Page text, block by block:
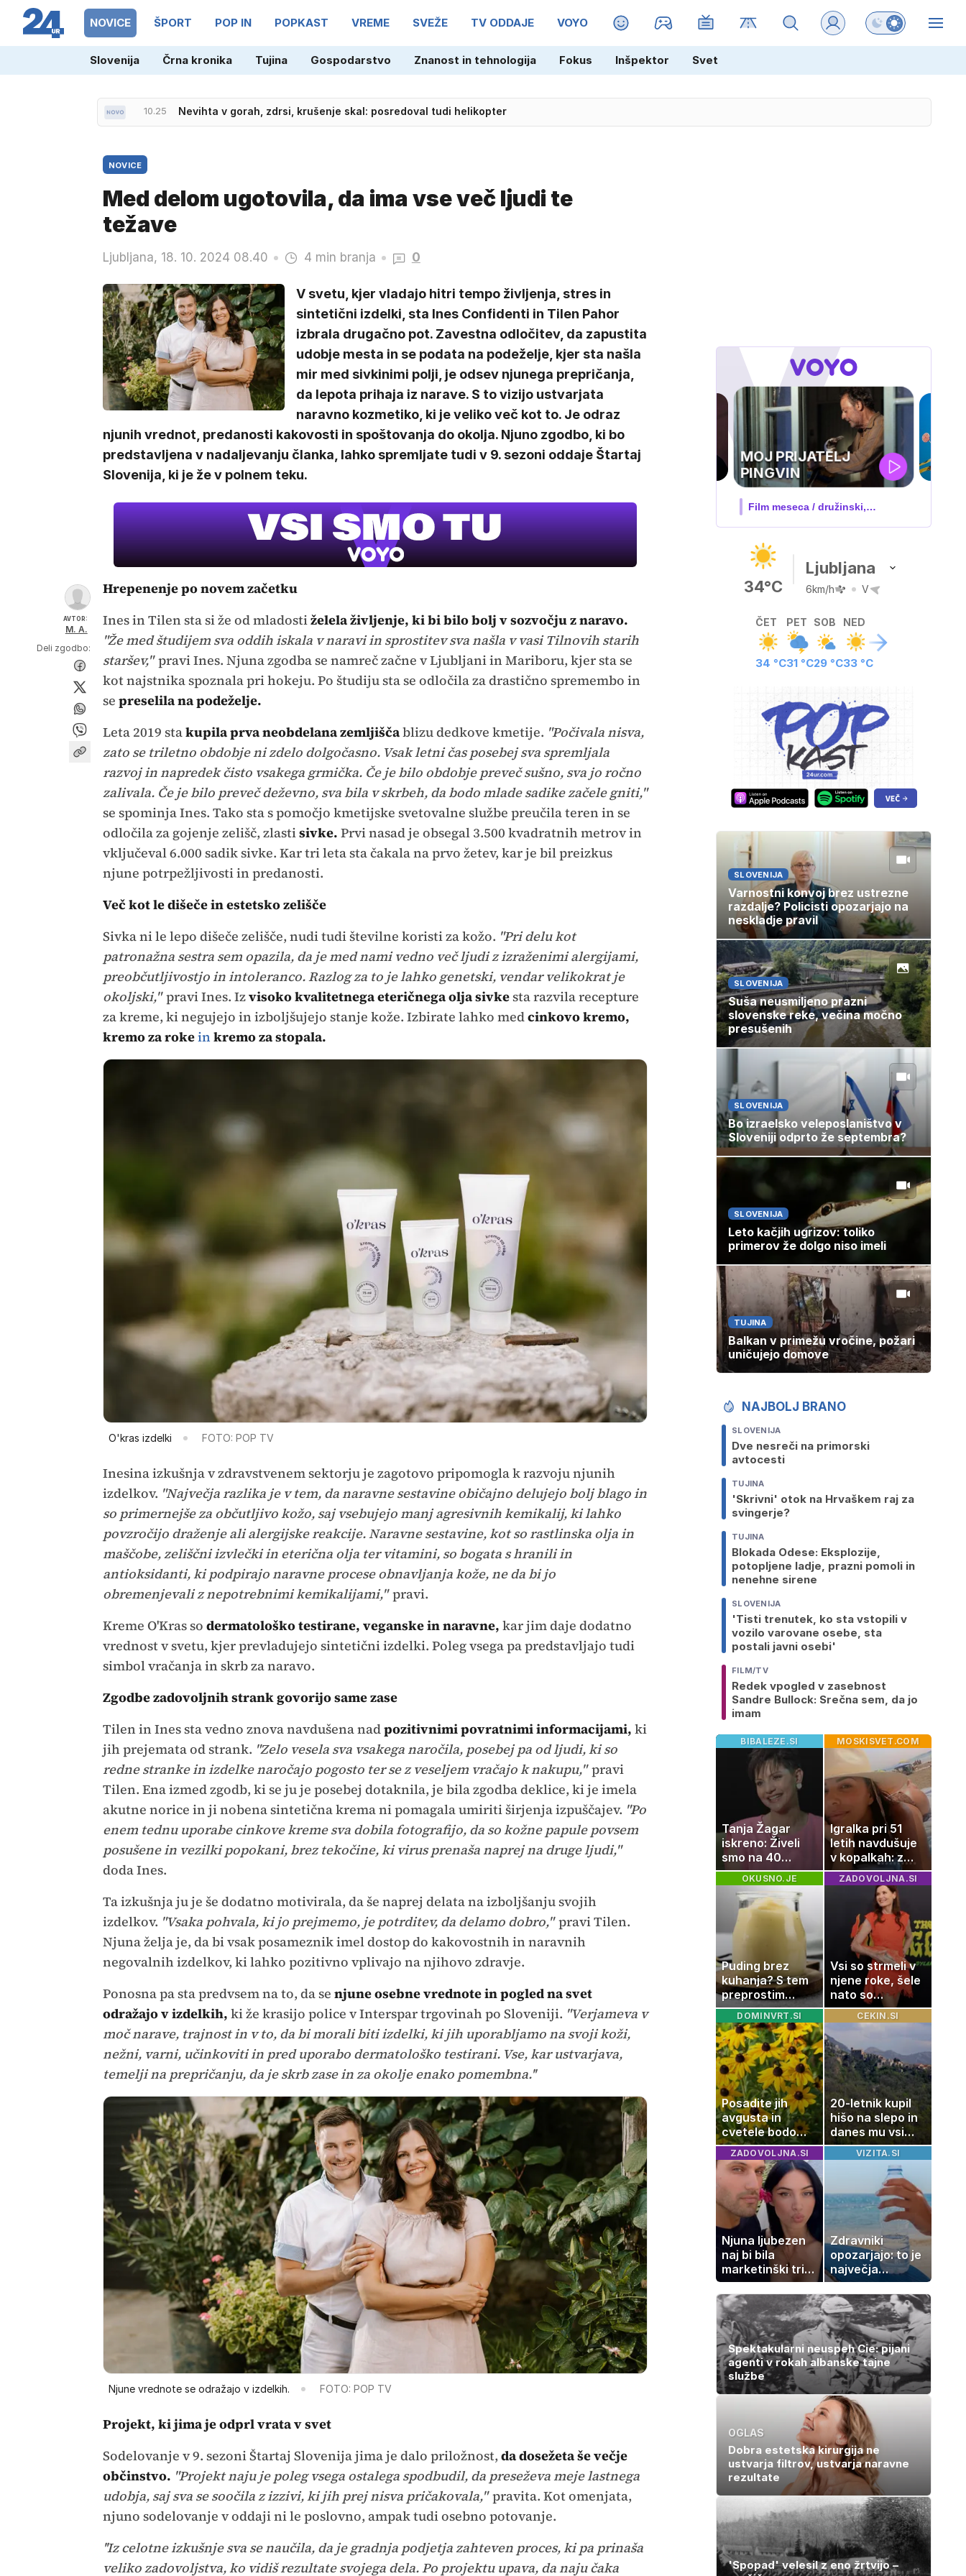
NOVICE ŠPORT POP IN POPKAST VREME SVEŽE TV ODDAJE VOYO MAGAZIN Preklopi barvni
Slovenija Črna kronika Tujina Gospodarstvo Znanost in tehnologija Fokus Inšpektor Svet
10.25 Nevihta v gorah, zdrsi, krušenje skal: posredoval tudi helikopter
NOVICE
Med delom ugotovila, da ima vse več ljudi te
težave
Ljubljana, 18. 10. 2024 08.40 4 min branja 0
V svetu, kjer vladajo hitri tempo življenja, stres in
sintetični izdelki, sta Ines Confidenti in Tilen Pahor
izbrala drugačno pot. Zavestna odločitev, da zapustita
udobje mesta in se podata na podeželje, kjer sta našla
mir med sivkinimi polji, je odsev njunega prepričanja,
da lepota prihaja iz narave. S to vizijo ustvarjata
naravno kozmetiko, ki je veliko več kot to. Je odraz
njunih vrednot, predanosti kakovosti in spoštovanja do okolja. Njuno zgodbo, ki bo
predstavljena v nadaljevanju članka, lahko spremljate tudi v 9. sezoni oddaje Štartaj
Slovenija, ki je že v polnem teku.
AVTOR:
M. A.
Deli zgodbo:
Hrepenenje po novem začetku
Ines in Tilen sta si že od mladostiželela življenje, ki bi bilo bolj v sozvočju z naravo.
"Že med študijem sva oddih iskala v naravi in sprostitev sva našla v vasi Tilnovih starih
staršev,"pravi Ines. Njuna zgodba se namreč začne v Ljubljani in Mariboru, kjer sta se
kot najstnika spoznala pri hokeju. Po študiju sta se odločila za drastično spremembo in
se preselila na podeželje.
Leta 2019 stakupila prva neobdelana zemljiščablizu dedkove kmetije. "Počivala nisva,
zato se triletno obdobje ni zdelo dolgočasno. Vsak letni čas posebej sva spremljala
razvoj in napredek čisto vsakega grmička. Če je bilo obdobje preveč sušno, sva jo ročno
zalivala. Če je bilo preveč deževno, sva bila v skrbeh, da bodo mlade sadike začele gniti,"
se spominja Ines. Tako sta s pomočjo kmetijske svetovalne službe preučila teren in se
odločila za gojenje zelišč, zlastisivke. Prvi nasad je obsegal 3.500 kvadratnih metrov in
vključeval 6.000 sadik sivke. Kar tri leta sta čakala na prvo žetev, kar je bil preizkus
njune potrpežljivosti in predanosti.
Več kot le dišeče in estetsko zelišče
Sivka ni le lepo dišeče zelišče, nudi tudi številne koristi za kožo. "Pri delu kot
patronažna sestra sem opazila, da je med nami vedno več ljudi z izraženimi alergijami,
preobčutljivostjo in intoleranco. Razlog za to je lahko genetski, vendar velikokrat je
okoljski,"pravi Ines. Izvisoko kvalitetnega eteričnega olja sivkesta razvila recepture
za kreme, ki negujejo in izboljšujejo stanje kože. Izbirate lahko medcinkovo kremo,
kremo za rokeinkremo za stopala.
O'kras izdelki FOTO: POP TV
Inesina izkušnja v zdravstvenem sektorju je zagotovo pripomogla k razvoju njunih
izdelkov. "Največja razlika je v tem, da naravne sestavine običajno delujejo bolj blago in
so primernejše za občutljivo kožo, saj vsebujejo manj agresivnih kemikalij, ki lahko
povzročijo draženje ali alergijske reakcije. Naravne sestavine, kot so rastlinska olja in
maščobe, zeliščni izvlečki in eterična olja ter vitamini, so bogata s hranili in
antioksidanti, ki podpirajo naravne procese obnavljanja kože, ne da bi jo
obremenjevali z nepotrebnimi kemikalijami,"pravi.
Kreme O'Kras so dermatološko testirane, veganske in naravne, kar jim daje dodatno
vrednost v svetu, kjer prevladujejo sintetični izdelki. Poleg vsega pa predstavljajo tudi
simbol vračanja in skrb za naravo.
Zgodbe zadovoljnih strank govorijo same zase
Tilen in Ines sta vedno znova navdušena nadpozitivnimi povratnimi informacijami, ki
jih prejemata od strank. "Zelo vesela sva vsakega naročila, posebej pa od ljudi, ki so
redne stranke in izdelke naročajo pogosto ter se z veseljem vračajo k nakupu,"pravi
Tilen. Ena izmed zgodb, ki se ju je posebej dotaknila, je bila zgodba deklice, ki je imela
akutne norice in ji nobena sintetična krema ni pomagala umiriti širjenja izpuščajev. "Po
enem tednu uporabe cinkove kreme sva dobila fotografijo, da so kožne papule povsem
posušene in vezilki popokani, brez tekočine, ki virus prenaša naprej na druge ljudi,"
doda Ines.
Ta izkušnja ju je še dodatno motivirala, da še naprej delata na izboljšanju svojih
izdelkov. "Vsaka pohvala, ki jo prejmemo, je potrditev, da delamo dobro,"pravi Tilen.
Njuna želja je, da bi vsak posameznik imel dostop do kakovostnih in naravnih
negovalnih izdelkov, ki lahko pozitivno vplivajo na njihovo zdravje.
Ponosna pa sta predvsem na to, da se njune osebne vrednote in pogled na svet
odražajo vizdelkih, ki že krasijo police v Interspar trgovinah po Sloveniji. "Verjameva v
moč narave, trajnost in v to, da bi morali biti izdelki, ki jih uporabljamo na svoji koži,
nežni, varni, učinkoviti in pred uporabo dermatološko testirani. Vse, kar ustvarjava,
temelji na prepričanju, da je skrb zase in za okolje enako pomembna.''
Njune vrednote se odražajo v izdelkih. FOTO: POP TV
Projekt, ki jima je odprl vrata v svet
Sodelovanje v 9. sezoni Štartaj Slovenija jima je dalo priložnost, da dosežeta še večje
občinstvo. "Projekt naju je poleg vsega ostalega spodbudil, da preseževa meje lastnega
udobja, saj sva se soočila z izzivi, ki jih prej nisva pričakovala,"pravita. Kot omenjata,
njuno sodelovanje v oddaji ni le poslovno, ampak tudi osebno potovanje.
''Iz celotne izkušnje sva se naučila, da je gradnja podjetja zahteven proces, ki pa prinaša
veliko zadovoljstva, ko vidiš rezultate svojega dela. Po projektu upava, da naju čaka
IQ 160
Nova hrvaška serija
34°C
Ljubljana
6km/h V
ČET
34 °C
PET
31 °C
SOB
29 °C
NED
33 °C
SLOVENIJA
Varnostni konvoj brez ustrezne
razdalje? Policisti opozarjajo na
neskladje pravil
SLOVENIJA
Suša neusmiljeno prazni
slovenske reke, večina močno
presušenih
SLOVENIJA
Bo izraelsko veleposlaništvo v
Sloveniji odprto že septembra?
SLOVENIJA
Leto kačjih ugrizov: toliko
primerov že dolgo niso imeli
TUJINA
Balkan v primežu vročine, požari
uničujejo domove
NAJBOLJ BRANO
SLOVENIJA
Dve nesreči na primorski
avtocesti
TUJINA
'Skrivni' otok na Hrvaškem raj za
svingerje?
TUJINA
Blokada Odese: Eksplozije,
potopljene ladje, prazni pomoli in
nenehne sirene
SLOVENIJA
'Tisti trenutek, ko sta vstopili v
vozilo varovane osebe, sta
postali javni osebi'
FILM/TV
Redek vpogled v zasebnost
Sandre Bullock: Srečna sem, da jo
imam
BIBALEZE.SI
Tanja Žagar
iskreno: Živeli
smo na 40
kvadratih, a
imela sem vse,
kar otrok
potrebuje
MOSKISVET.COM
Igralka pri 51
letih navdušuje
v kopalkah: z
možem uživa v
romantičnem
OKUSNO.JE
Puding brez
kuhanja? S tem
preprostim
trikom bo
pripravljen v
nekaj minutah
ZADOVOLJNA.SI
Vsi so strmeli v
njene roke, šele
nato so
ugotovili, kaj
drži
DOMINVRT.SI
Posadite jih
avgusta in
cvetele bodo
vse do zime
CEKIN.SI
20-letnik kupil
hišo na slepo in
danes mu vsi
zavidajo
ZADOVOLJNA.SI
Njuna ljubezen
naj bi bila
marketinški trik,
tako se odzivata
na govorice
VIZITA.SI
Zdravniki
opozarjajo: to je
največja
napaka, ki jo
ljudje delajo med
vročino
Spektakularni neuspeh Cie: pijani
agenti v rokah albanske tajne
službe
OGLAS
Dobra estetska kirurgija ne
ustvarja filtrov, ustvarja naravne
rezultate
'Spopad' velesil z eno žrtvijo –